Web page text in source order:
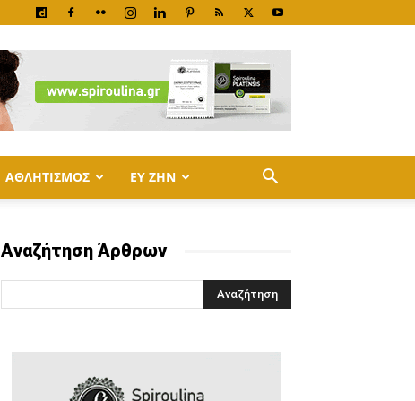
ΑΘΛΗΤΙΣΜΟΣ ΕΥ ΖΗΝ
Αναζήτηση Άρθρων